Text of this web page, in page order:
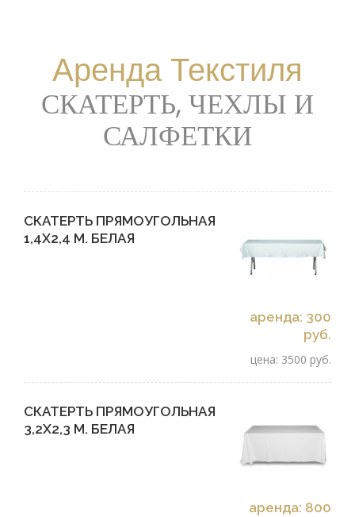
Аренда Текстиля
СКАТЕРТЬ, ЧЕХЛЫ И
САЛФЕТКИ
СКАТЕРТЬ ПРЯМОУГОЛЬНАЯ
1,4Х2,4 М. БЕЛАЯ
аренда: 300
руб.
цена: 3500 руб.
СКАТЕРТЬ ПРЯМОУГОЛЬНАЯ
3,2Х2,3 М. БЕЛАЯ
аренда: 800